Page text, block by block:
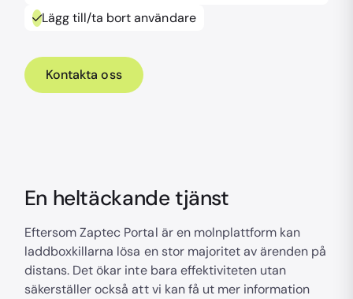
Lägg till/ta bort användare
Kontakta oss
En heltäckande tjänst
Eftersom Zaptec Portal är en molnplattform kan
laddboxkillarna lösa en stor majoritet av ärenden på
distans. Det ökar inte bara effektiviteten utan
säkerställer också att vi kan få ut mer information